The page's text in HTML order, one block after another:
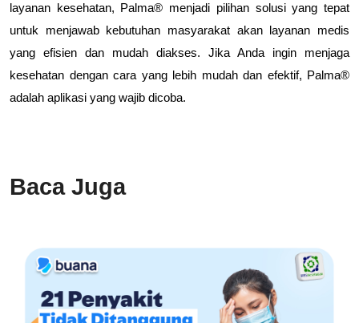
layanan kesehatan, Palma® menjadi pilihan solusi yang tepat
untuk menjawab kebutuhan masyarakat akan layanan medis
yang efisien dan mudah diakses. Jika Anda ingin menjaga
kesehatan dengan cara yang lebih mudah dan efektif, Palma®
adalah aplikasi yang wajib dicoba.
Baca Juga